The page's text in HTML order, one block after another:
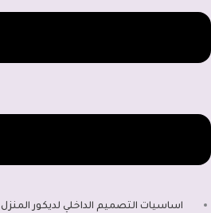
اساسيات التصميم الداخلي لديكور المنزل